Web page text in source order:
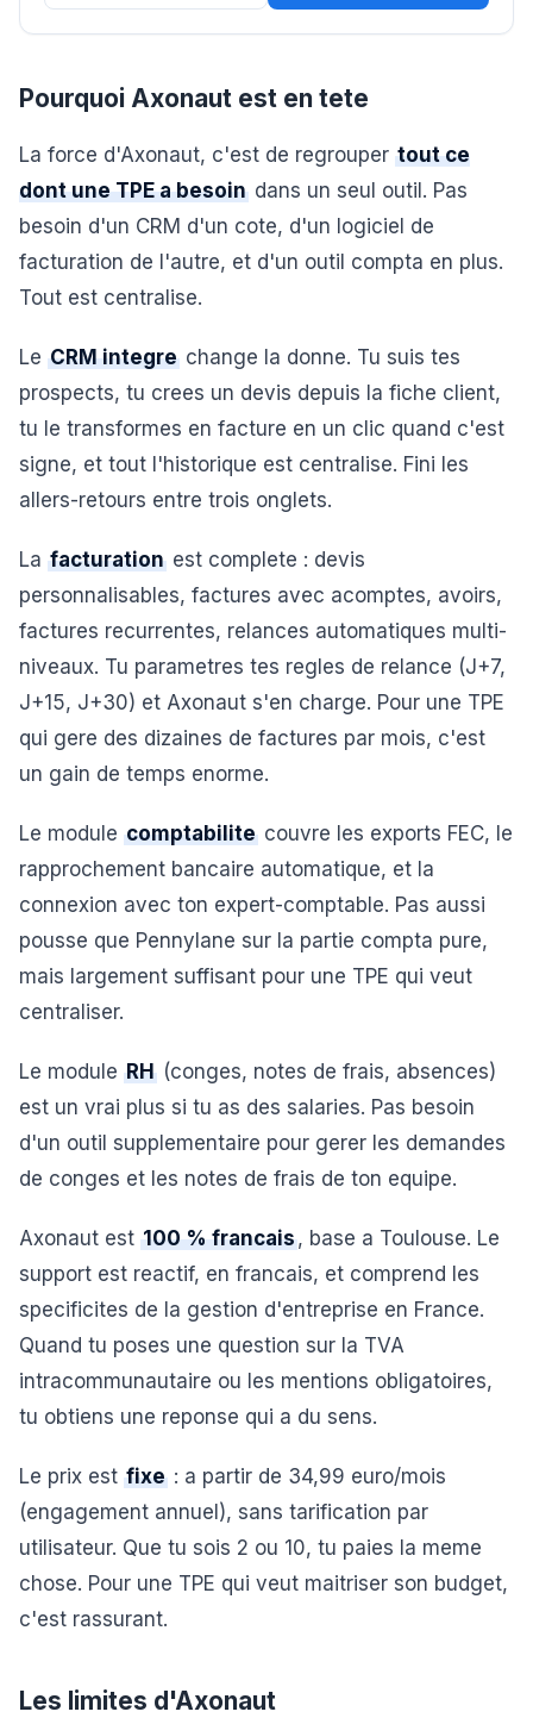
Pourquoi Axonaut est en tete
La force d'Axonaut, c'est de regrouper tout ce
dont une TPE a besoin dans un seul outil. Pas
besoin d'un CRM d'un cote, d'un logiciel de
facturation de l'autre, et d'un outil compta en plus.
Tout est centralise.
Le CRM integre change la donne. Tu suis tes
prospects, tu crees un devis depuis la fiche client,
tu le transformes en facture en un clic quand c'est
signe, et tout l'historique est centralise. Fini les
allers-retours entre trois onglets.
La facturation est complete : devis
personnalisables, factures avec acomptes, avoirs,
factures recurrentes, relances automatiques multi-
niveaux. Tu parametres tes regles de relance (J+7,
J+15, J+30) et Axonaut s'en charge. Pour une TPE
qui gere des dizaines de factures par mois, c'est
un gain de temps enorme.
Le module comptabilite couvre les exports FEC, le
rapprochement bancaire automatique, et la
connexion avec ton expert-comptable. Pas aussi
pousse que Pennylane sur la partie compta pure,
mais largement suffisant pour une TPE qui veut
centraliser.
Le module RH (conges, notes de frais, absences)
est un vrai plus si tu as des salaries. Pas besoin
d'un outil supplementaire pour gerer les demandes
de conges et les notes de frais de ton equipe.
Axonaut est 100 % francais, base a Toulouse. Le
support est reactif, en francais, et comprend les
specificites de la gestion d'entreprise en France.
Quand tu poses une question sur la TVA
intracommunautaire ou les mentions obligatoires,
tu obtiens une reponse qui a du sens.
Le prix est fixe : a partir de 34,99 euro/mois
(engagement annuel), sans tarification par
utilisateur. Que tu sois 2 ou 10, tu paies la meme
chose. Pour une TPE qui veut maitriser son budget,
c'est rassurant.
Les limites d'Axonaut